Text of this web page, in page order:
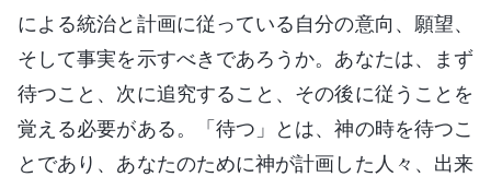
による統治と計画に従っている自分の意向、願望、
そして事実を示すべきであろうか。あなたは、まず
待つこと、次に追究すること、その後に従うことを
覚える必要がある。「待つ」とは、神の時を待つこ
とであり、あなたのために神が計画した人々、出来